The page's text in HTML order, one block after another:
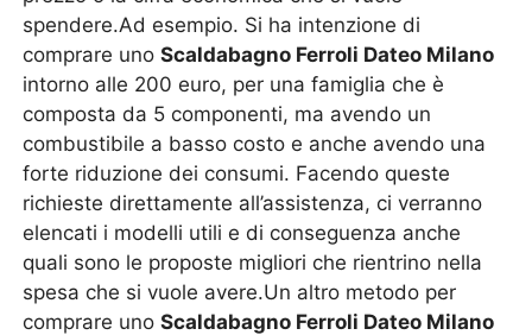
spendere.Ad esempio. Si ha intenzione di
comprare unoScaldabagno Ferroli Dateo Milano
intorno alle 200 euro, per una famiglia che è
composta da 5 componenti, ma avendo un
combustibile a basso costo e anche avendo una
forte riduzione dei consumi. Facendo queste
richieste direttamente all’assistenza, ci verranno
elencati i modelli utili e di conseguenza anche
quali sono le proposte migliori che rientrino nella
spesa che si vuole avere.Un altro metodo per
comprare unoScaldabagno Ferroli Dateo Milano